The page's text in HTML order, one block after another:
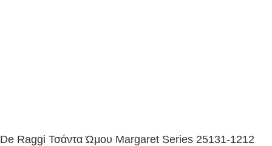
De Raggi Τσάντα Ώμου Margaret Series 25131-1212